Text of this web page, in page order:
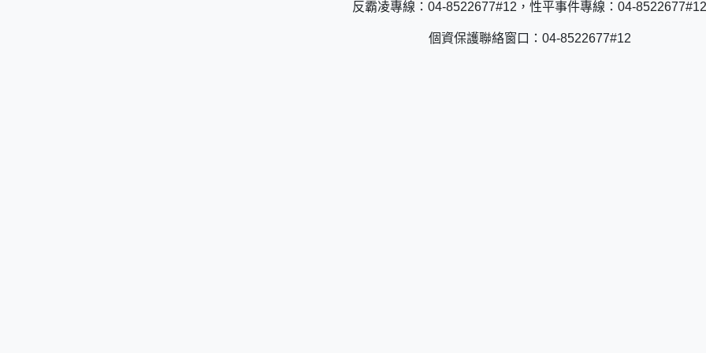
反霸凌專線：04-8522677#12，性平事件專線：04-8522677#12
個資保護聯絡窗口：04-8522677#12